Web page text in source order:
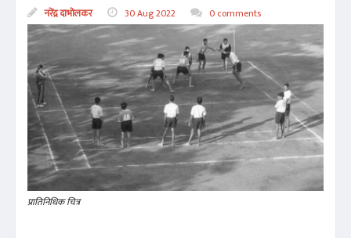
नरेंद्र दाभोलकर 30 Aug 2022 0 comments
प्रातिनिधिक चित्र